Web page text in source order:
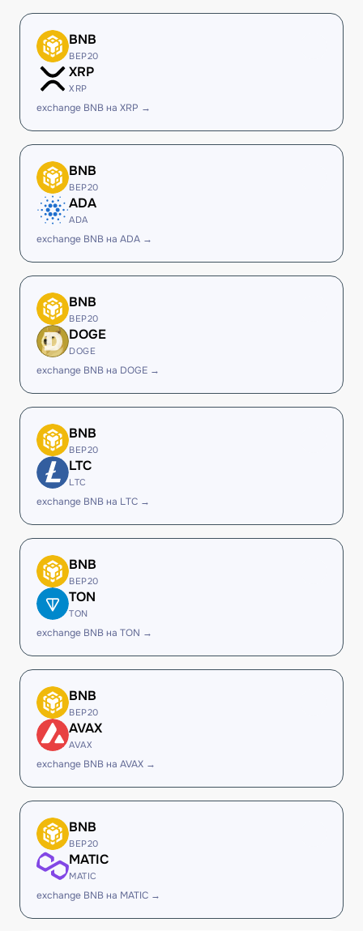
BNB
BEP20
XRP
XRP
exchange BNB на XRP →
BNB
BEP20
ADA
ADA
exchange BNB на ADA →
BNB
BEP20
DOGE
DOGE
exchange BNB на DOGE →
BNB
BEP20
LTC
LTC
exchange BNB на LTC →
BNB
BEP20
TON
TON
exchange BNB на TON →
BNB
BEP20
AVAX
AVAX
exchange BNB на AVAX →
BNB
BEP20
MATIC
MATIC
exchange BNB на MATIC →